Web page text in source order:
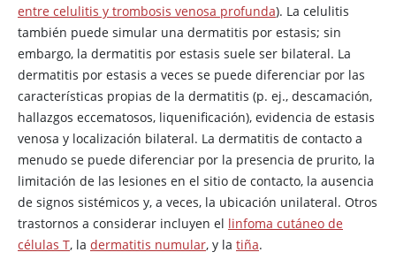
entre celulitis y trombosis venosa profunda). La celulitis
también puede simular una dermatitis por estasis; sin
embargo, la dermatitis por estasis suele ser bilateral. La
dermatitis por estasis a veces se puede diferenciar por las
características propias de la dermatitis (p. ej., descamación,
hallazgos eccematosos, liquenificación), evidencia de estasis
venosa y localización bilateral. La dermatitis de contacto a
menudo se puede diferenciar por la presencia de prurito, la
limitación de las lesiones en el sitio de contacto, la ausencia
de signos sistémicos y, a veces, la ubicación unilateral. Otros
trastornos a considerar incluyen el linfoma cutáneo de
células T, la dermatitis numular, y la tiña.